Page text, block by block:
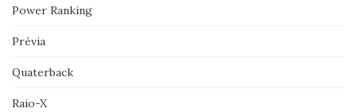
Power Ranking
Prévia
Quaterback
Raio-X